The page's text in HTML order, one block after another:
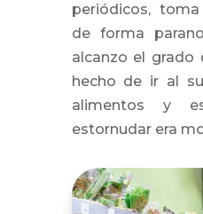
periódicos,
de forma
alcanzo el grado
hecho de ir al
alimentos y
estornudar era